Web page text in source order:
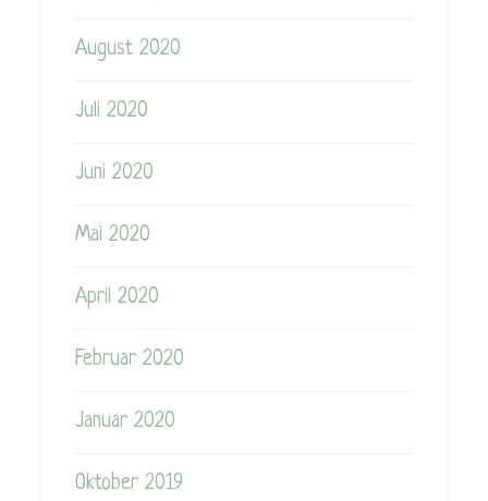
August 2020
Juli 2020
Juni 2020
Mai 2020
April 2020
Februar 2020
Januar 2020
Oktober 2019